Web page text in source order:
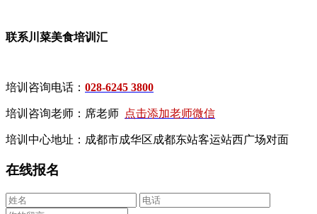
联系川菜美食培训汇
培训咨询电话： 028-6245 3800
培训咨询老师：席老师 点击添加老师微信
培训中心地址：成都市成华区成都东站客运站西广场对面
在线报名